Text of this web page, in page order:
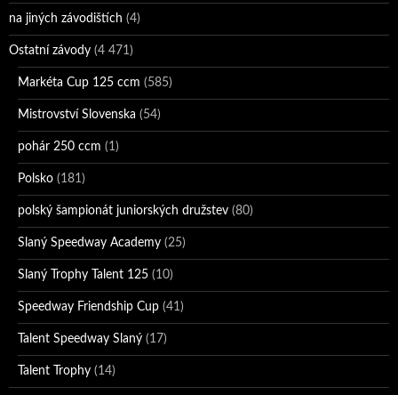
na jiných závodištích (4)
Ostatní závody (4 471)
Markéta Cup 125 ccm (585)
Mistrovství Slovenska (54)
pohár 250 ccm (1)
Polsko (181)
polský šampionát juniorských družstev (80)
Slaný Speedway Academy (25)
Slaný Trophy Talent 125 (10)
Speedway Friendship Cup (41)
Talent Speedway Slaný (17)
Talent Trophy (14)